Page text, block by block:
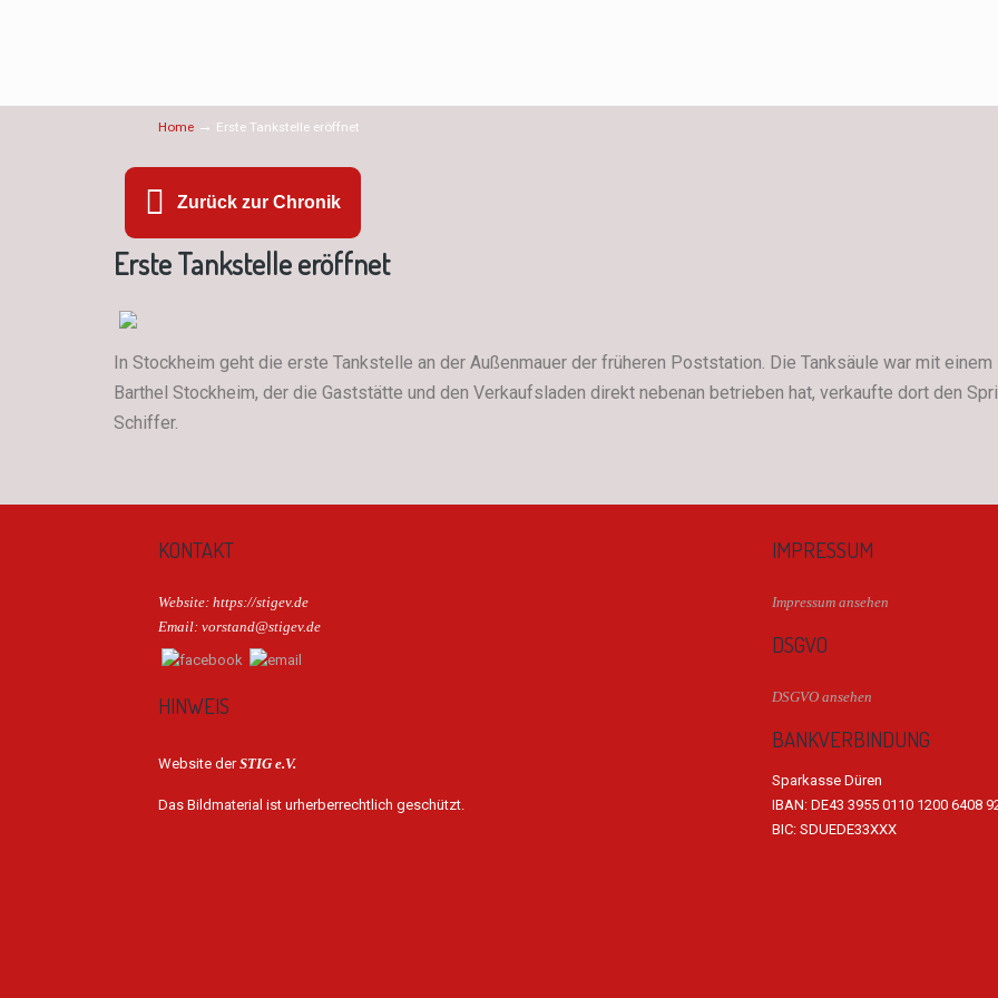
Home → Erste Tankstelle eröffnet
Zurück zur Chronik
Erste Tankstelle eröffnet
In Stockheim geht die erste Tankstelle an der Außenmauer der früheren Poststation. Die Tanksäule war mit
Barthel Stockheim, der die Gaststätte und den Verkaufsladen direkt nebenan betrieben hat, verkaufte dort den
Schiffer.
KONTAKT
Website: https://stigev.de
Email: vorstand@stigev.de
HINWEIS
Website derSTIG e.V.
Das Bildmaterial ist urherberrechtlich geschützt.
IMPRESSUM
Impressum ansehen
DSGVO
DSGVO ansehen
BANKVERBINDUNG
Sparkasse Düren
IBAN: DE43 3955 0110 1200 6408
BIC: SDUEDE33XXX